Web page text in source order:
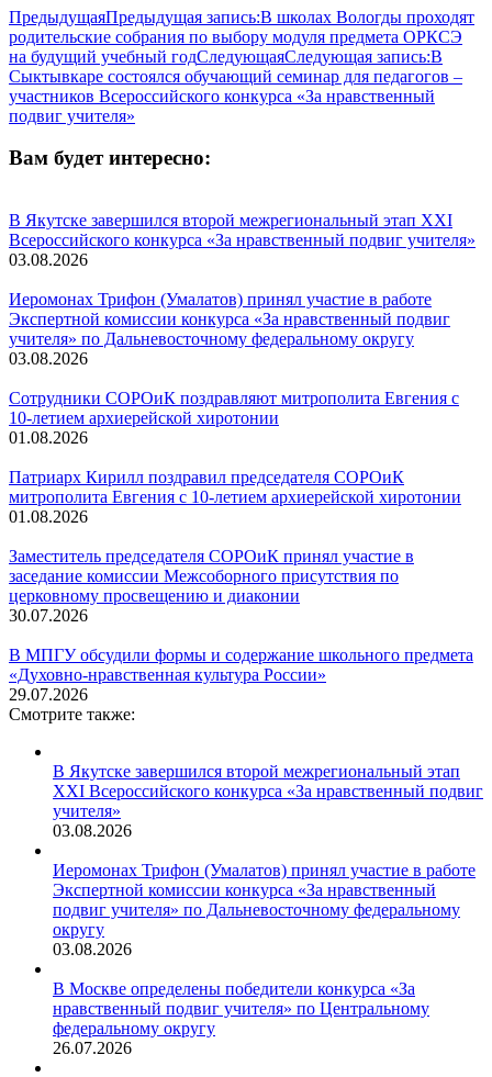
ПредыдущаяПредыдущая запись:В школах Вологды проходят
родительские собрания по выбору модуля предмета ОРКСЭ
на будущий учебный годСледующаяСледующая запись:В
Сыктывкаре состоялся обучающий семинар для педагогов –
участников Всероссийского конкурса «За нравственный
подвиг учителя»
Вам будет интересно:
В Якутске завершился второй межрегиональный этап XXI
Всероссийского конкурса «За нравственный подвиг учителя»
03.08.2026
Иеромонах Трифон (Умалатов) принял участие в работе
Экспертной комиссии конкурса «За нравственный подвиг
учителя» по Дальневосточному федеральному округу
03.08.2026
Сотрудники СОРОиК поздравляют митрополита Евгения с
10-летием архиерейской хиротонии
01.08.2026
Патриарх Кирилл поздравил председателя СОРОиК
митрополита Евгения с 10-летием архиерейской хиротонии
01.08.2026
Заместитель председателя СОРОиК принял участие в
заседание комиссии Межсоборного присутствия по
церковному просвещению и диаконии
30.07.2026
В МПГУ обсудили формы и содержание школьного предмета
«Духовно-нравственная культура России»
29.07.2026
Смотрите также:
В Якутске завершился второй межрегиональный этап
XXI Всероссийского конкурса «За нравственный подвиг
учителя»
03.08.2026
Иеромонах Трифон (Умалатов) принял участие в работе
Экспертной комиссии конкурса «За нравственный
подвиг учителя» по Дальневосточному федеральному
округу
03.08.2026
В Москве определены победители конкурса «За
нравственный подвиг учителя» по Центральному
федеральному округу
26.07.2026